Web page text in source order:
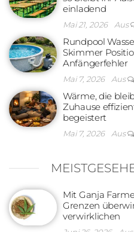
einladend
Mai 21, 2026 Aus
Rundpool
Skimmer
Anfängerfehler
Mai 7, 2026 Aus
Wärme, die
Zuhause
begeistert
Mai 7, 2026 Aus
Mit Ganja
Grenzen
verwirklichen